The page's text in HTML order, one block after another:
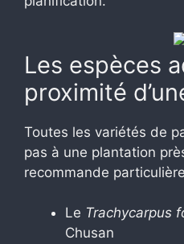
Les espèces
proximité
Toutes les variétés de
pas à une plantation
recommande
Le Trachycarpus
Chusan